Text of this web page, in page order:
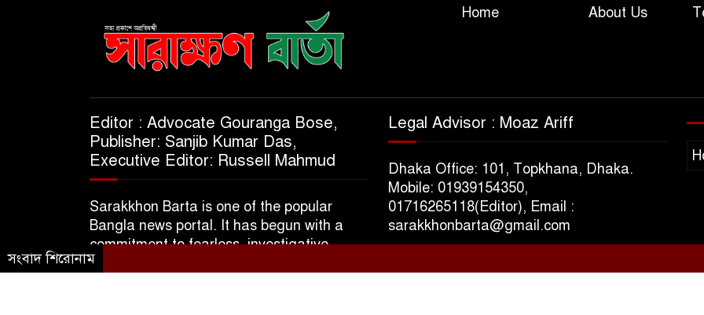
Home About Us
Editor : Advocate Gouranga Bose,
Publisher: Sanjib Kumar Das,
Executive Editor: Russell Mahmud
Sarakkhon Barta is one of the popular
Bangla news portal. It has begun with a
commitment to fearless, investigative,
informative & independent journalism.
Legal Advisor : Moaz Ariff
Dhaka Office: 101, Topkhana, Dhaka.
Mobile: 01939154350,
01716265118(Editor), Email :
sarakkhonbarta@gmail.com
সংবাদ শিরোনাম